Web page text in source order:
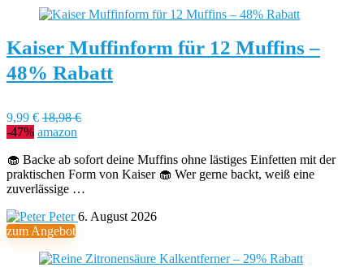
Kaiser Muffinform für 12 Muffins –
48% Rabatt
9,99 € 18,98 €
-47% amazon
🧁 Backe ab sofort deine Muffins ohne lästiges Einfetten mit der
praktischen Form von Kaiser 🧁 Wer gerne backt, weiß eine
zuverlässige …
Peter6. August 2026
zum Angebot